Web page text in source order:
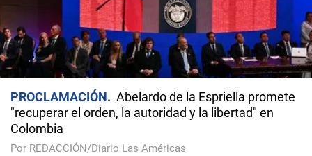
PROCLAMACIÓN
Abelardo de la Espriella promete
"recuperar el orden, la autoridad y la libertad" en
Colombia
Por REDACCIÓN/Diario Las Américas